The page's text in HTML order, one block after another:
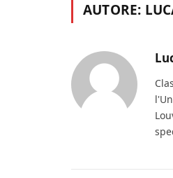
AUTORE: